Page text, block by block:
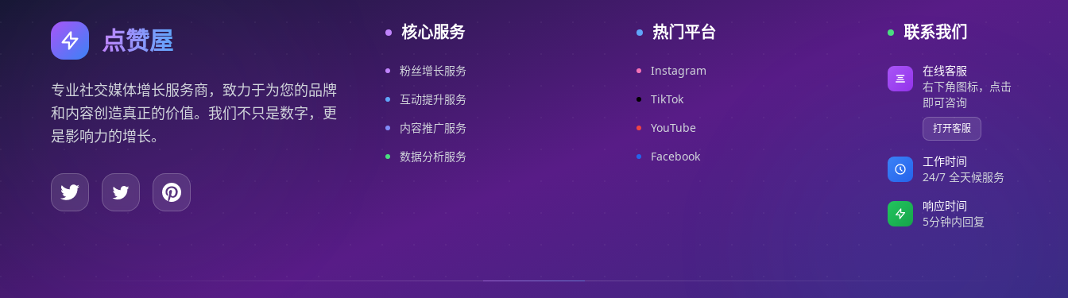
点赞屋
专业社交媒体增长服务商，致力于为您的品牌
和内容创造真正的价值。我们不只是数字，更
是影响力的增长。
核心服务
粉丝增长服务
互动提升服务
内容推广服务
数据分析服务
热门平台
Instagram
TikTok
YouTube
Facebook
联系我们
在线客服
右下角图标，点击
即可咨询
打开客服
工作时间
24/7 全天候服务
响应时间
5分钟内回复